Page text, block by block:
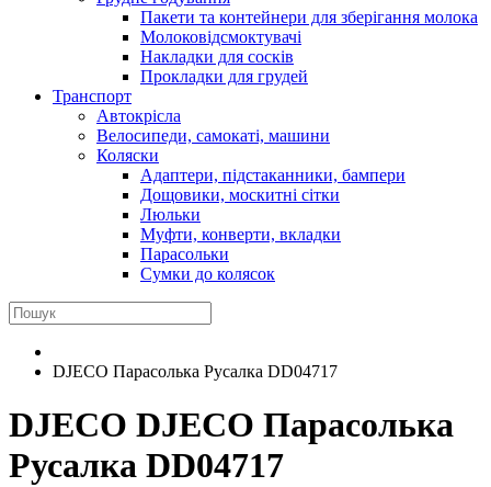
Пакети та контейнери для зберігання молока
Молоковідсмоктувачі
Накладки для сосків
Прокладки для грудей
Транспорт
Автокрісла
Велосипеди, самокаті, машини
Коляски
Адаптери, підстаканники, бампери
Дощовики, москитні сітки
Люльки
Муфти, конверти, вкладки
Парасольки
Сумки до колясок
DJECO Парасолька Русалка DD04717
DJECO DJECO Парасолька
Русалка DD04717